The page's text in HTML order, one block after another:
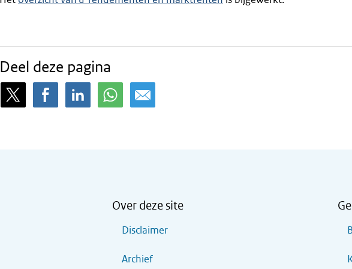
Deel deze pagina
Over deze site
Disclaimer
Archief